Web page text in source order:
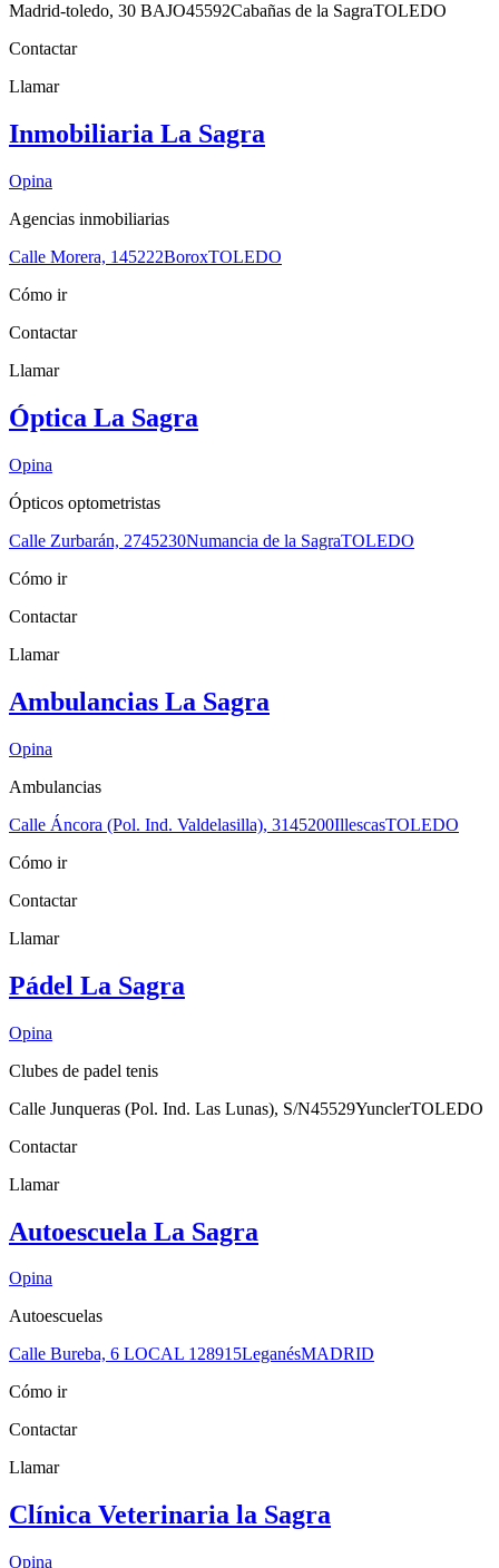
Madrid-toledo, 30 BAJO45592Cabañas de la SagraTOLEDO
Contactar
Llamar
Inmobiliaria La Sagra
Opina
Agencias inmobiliarias
Calle Morera, 145222BoroxTOLEDO
Cómo ir
Contactar
Llamar
Óptica La Sagra
Opina
Ópticos optometristas
Calle Zurbarán, 2745230Numancia de la SagraTOLEDO
Cómo ir
Contactar
Llamar
Ambulancias La Sagra
Opina
Ambulancias
Calle Áncora (Pol. Ind. Valdelasilla), 3145200IllescasTOLEDO
Cómo ir
Contactar
Llamar
Pádel La Sagra
Opina
Clubes de padel tenis
Calle Junqueras (Pol. Ind. Las Lunas), S/N45529YunclerTOLEDO
Contactar
Llamar
Autoescuela La Sagra
Opina
Autoescuelas
Calle Bureba, 6 LOCAL 128915LeganésMADRID
Cómo ir
Contactar
Llamar
Clínica Veterinaria la Sagra
Opina